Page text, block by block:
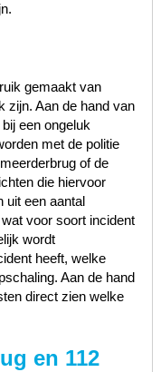
gemaakt van
zijn. Aan de hand van
een ongeluk
met de politie
of de
die hiervoor
uit een aantal
voor soort incident
wordt
heeft, welke
Aan de hand
direct zien welke
en 112